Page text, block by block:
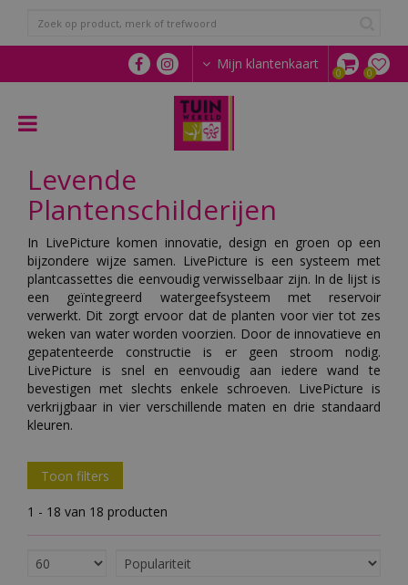
n
a
Mijn klantenkaart
Levende
Plantenschilderijen
In LivePicture komen innovatie, design en groen op een
bijzondere wijze samen. LivePicture is een systeem met
plantcassettes die eenvoudig verwisselbaar zijn. In de lijst is
een geïntegreerd watergeefsysteem met reservoir
verwerkt. Dit zorgt ervoor dat de planten voor vier tot zes
weken van water worden voorzien. Door de innovatieve en
gepatenteerde constructie is er geen stroom nodig.
LivePicture is snel en eenvoudig aan iedere wand te
bevestigen met slechts enkele schroeven. LivePicture is
verkrijgbaar in vier verschillende maten en drie standaard
kleuren.
Toon filters
1 - 18 van 18 producten